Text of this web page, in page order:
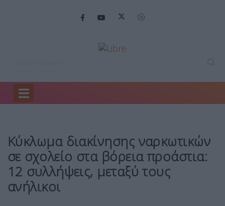
Home
Κύκλωμα διακίνησης ναρκωτικών…
Κύκλωμα διακίνησης ναρκωτικών
σε σχολείο στα βόρεια προάστια:
12 συλλήψεις, μεταξύ τους
ανήλικοι